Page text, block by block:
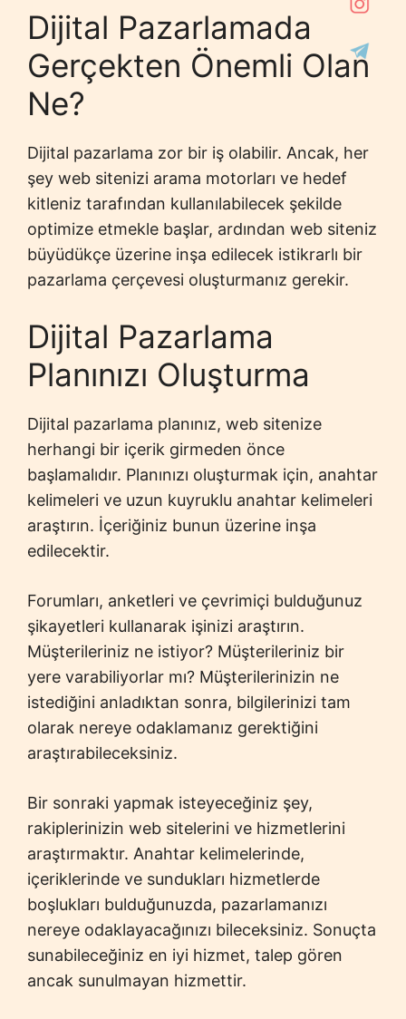
Dijital Pazarlamada
Gerçekten Önemli Olan
Ne?
Dijital pazarlama zor bir iş olabilir. Ancak, her
şey web sitenizi arama motorları ve hedef
kitleniz tarafından kullanılabilecek şekilde
optimize etmekle başlar, ardından web siteniz
büyüdükçe üzerine inşa edilecek istikrarlı bir
pazarlama çerçevesi oluşturmanız gerekir.
Dijital Pazarlama
Planınızı Oluşturma
Dijital pazarlama planınız, web sitenize
herhangi bir içerik girmeden önce
başlamalıdır. Planınızı oluşturmak için, anahtar
kelimeleri ve uzun kuyruklu anahtar kelimeleri
araştırın. İçeriğiniz bunun üzerine inşa
edilecektir.
Forumları, anketleri ve çevrimiçi bulduğunuz
şikayetleri kullanarak işinizi araştırın.
Müşterileriniz ne istiyor? Müşterileriniz bir
yere varabiliyorlar mı? Müşterilerinizin ne
istediğini anladıktan sonra, bilgilerinizi tam
olarak nereye odaklamanız gerektiğini
araştırabileceksiniz.
Bir sonraki yapmak isteyeceğiniz şey,
rakiplerinizin web sitelerini ve hizmetlerini
araştırmaktır. Anahtar kelimelerinde,
içeriklerinde ve sundukları hizmetlerde
boşlukları bulduğunuzda, pazarlamanızı
nereye odaklayacağınızı bileceksiniz. Sonuçta
sunabileceğiniz en iyi hizmet, talep gören
ancak sunulmayan hizmettir.